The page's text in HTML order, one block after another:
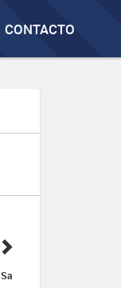
CONTACTO
Sa